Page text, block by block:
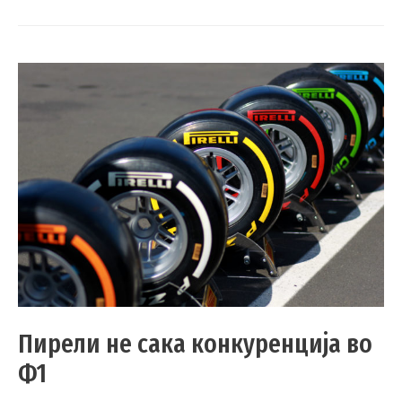
Пирели не сака конкуренција во
Ф1